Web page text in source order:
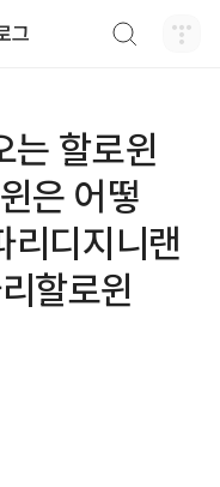
그
는 할로윈
은 어떻
리디지니랜
할로윈